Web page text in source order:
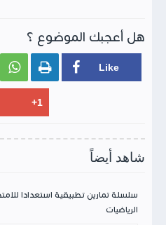
هل أعجبك الموضوع ؟
 
شاهد أيضاً
سلسلة تمارين تطبيقية استعدادا
الرياضيات